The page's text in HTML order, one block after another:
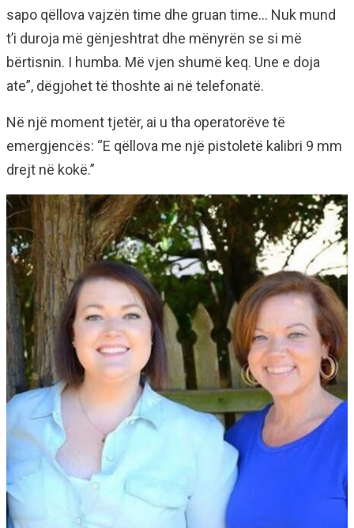
sapo qëllova vajzën time dhe gruan time… Nuk mund
t’i duroja më gënjeshtrat dhe mënyrën se si më
bërtisnin. I humba. Më vjen shumë keq. Une e doja
ate”, dëgjohet të thoshte ai në telefonatë.
Në një moment tjetër, ai u tha operatorëve të
emergjencës: “E qëllova me një pistoletë kalibri 9 mm
drejt në kokë.”